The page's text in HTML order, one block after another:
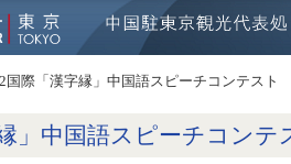
国際「漢字縁」中国語スピーチコンテスト
」中国語スピーチコンテ